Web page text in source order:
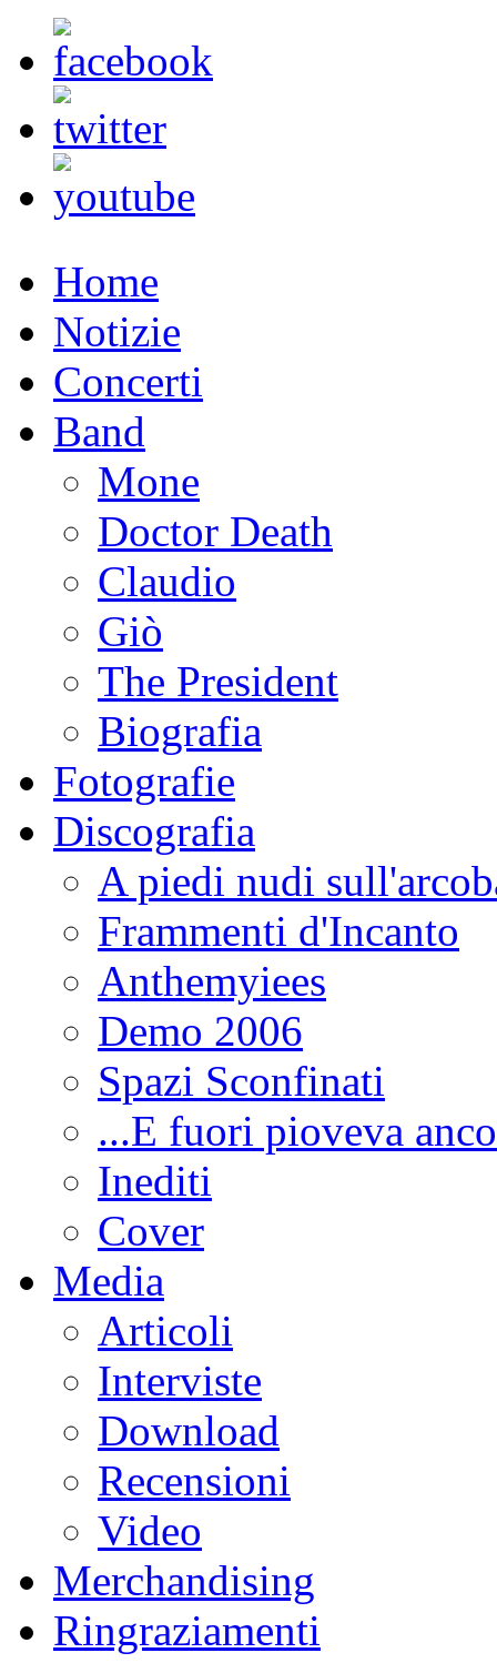
Home
Notizie
Concerti
Band
Mone
Doctor Death
Claudio
Giò
The President
Biografia
Fotografie
Discografia
A piedi nudi
Frammenti d'Incanto
Anthemyiees
Demo 2006
Spazi Sconfinati
...E fuori pioveva
Inediti
Cover
Media
Articoli
Interviste
Download
Recensioni
Video
Merchandising
Ringraziamenti